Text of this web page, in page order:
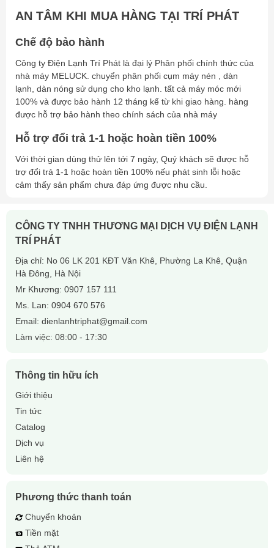
Bức cánh giải nhiệt
Mm 6
Ống gas
Kích thước tổng thể
L x W x
H(mm)
3778 x 685 x 865
Cân nặng Kg 270
Meluck – Thượng Hải
– Trung Quốc
AN TÂM KHI MUA HÀNG TẠI TRÍ PHÁT
Chế độ bảo hành
Công ty Điện Lạnh Trí Phát là đại lý Phân phối chính thức của
nhà máy MELUCK. chuyển phân phối cụm máy nén , dàn
lạnh, dàn nóng sử dụng cho kho lạnh. tất cả máy móc mới
100% và được bảo hành 12 tháng kể từ khi giao hàng. hàng
được hỗ trợ bảo hành theo chính sách của nhà máy
Hỗ trợ đổi trả 1-1 hoặc hoàn tiền 100%
Với thời gian dùng thử lên tới 7 ngày, Quý khách sẽ được hỗ
trợ đổi trả 1-1 hoặc hoàn tiền 100% nếu phát sinh lỗi hoặc
cảm thấy sản phẩm chưa đáp ứng được nhu cầu.
CÔNG TY TNHH THƯƠNG MẠI DỊCH VỤ ĐIỆN LẠNH
TRÍ PHÁT
Địa chỉ: No 06 LK 201 KĐT Văn Khê, Phường La Khê, Quận
Hà Đông, Hà Nội
Mr Khương: 0907 157 111
Ms. Lan: 0904 670 576
Email: dienlanhtriphat@gmail.com
Làm việc: 08:00 - 17:30
Thông tin hữu ích
Giới thiệu
Tin tức
Catalog
Dịch vụ
Liên hệ
Phương thức thanh toán
Chuyển khoản
Tiền mặt